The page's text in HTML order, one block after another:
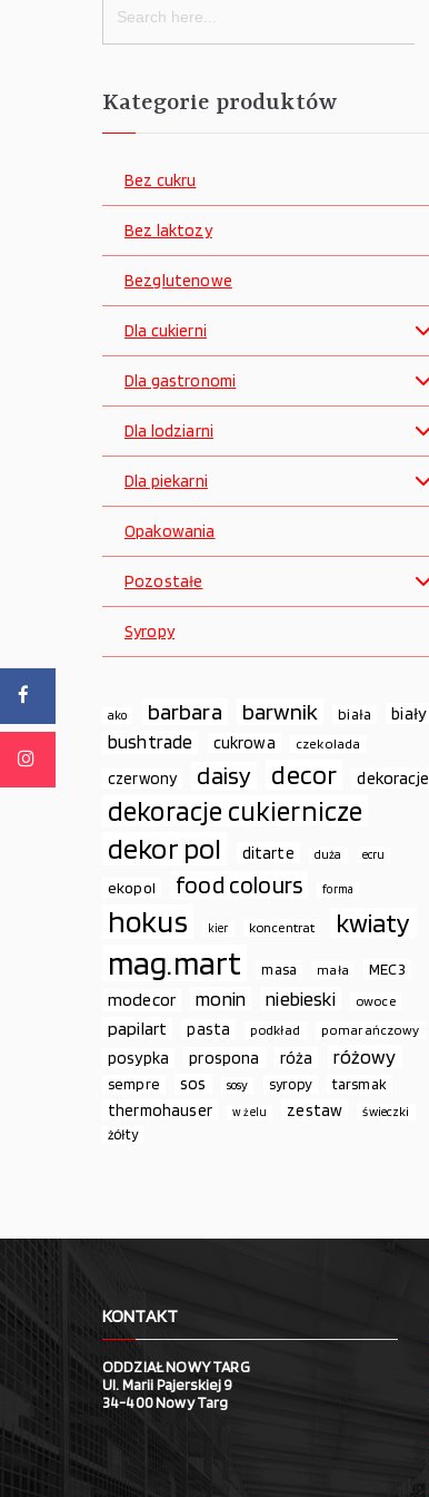
for:
Kategorie produktów
Bez cukru
Bez laktozy
Bezglutenowe
Dla cukierni
Dla gastronomi
Dla lodziarni
Dla piekarni
Opakowania
Pozostałe
Syropy
ako barbara barwnik biała biały
bushtrade cukrowa czekolada
czerwony daisy decor dekoracje
dekoracje cukiernicze
dekor pol ditarte duża ecru
ekopol food colours forma
hokus kier koncentrat kwiaty
mag.mart masa mała MEC3
modecor monin niebieski owoce
papilart pasta podkład pomarańczowy
posypka prospona róża różowy
sempre sos sosy syropy tarsmak
thermohauser w żelu zestaw świeczki
żółty
KONTAKT
ODDZIAŁ NOWY TARG
Ul. Marii Pajerskiej 9
34-400 Nowy Targ